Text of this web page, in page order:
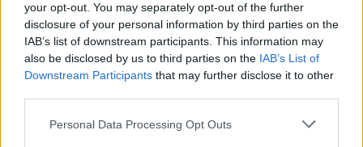
your opt-out. You may separately opt-out of the further
disclosure of your personal information by third parties on the
IAB’s list of downstream participants. This information may
also be disclosed by us to third parties on the IAB’s List of
Downstream Participants that may further disclose it to other
Personal Data Processing Opt Outs
Um dos detidos na operação da PJ em Sines morreu na prisão
Um dos três detidos na operação da Polícia Judiciária que
resultou na apreensão de...
5 Agosto, 2026 - 18:01